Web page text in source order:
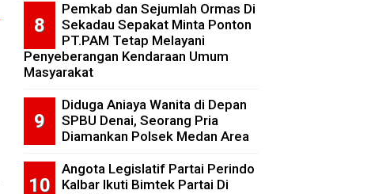
Pemkab dan Sejumlah Ormas Di
Sekadau Sepakat Minta Ponton
PT.PAM Tetap Melayani
Penyeberangan Kendaraan Umum
Masyarakat
Diduga Aniaya Wanita di Depan
SPBU Denai, Seorang Pria
Diamankan Polsek Medan Area
Angota Legislatif Partai Perindo
Kalbar Ikuti Bimtek Partai Di